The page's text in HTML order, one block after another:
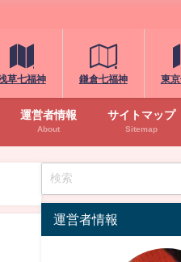
草七福神 鎌倉七福神 東
運営者情報
About
サイトマップ
Sitemap
運営者情報